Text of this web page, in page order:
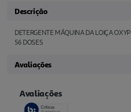
Descrição
DETERGENTE MÁQUINA DA LOIÇA
56 DOSES
Avaliações